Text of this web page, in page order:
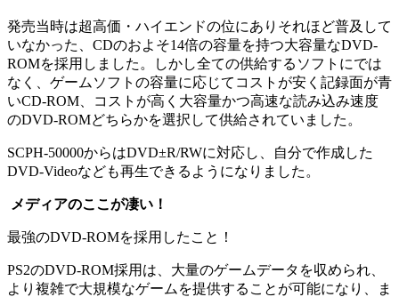
発売当時は超高価・ハイエンドの位にありそれほど普及して
いなかった、CDのおよそ14倍の容量を持つ大容量なDVD-
ROMを採用しました。しかし全ての供給するソフトにでは
なく、ゲームソフトの容量に応じてコストが安く記録面が青
いCD-ROM、コストが高く大容量かつ高速な読み込み速度
のDVD-ROMどちらかを選択して供給されていました。
SCPH-50000からはDVD±R/RWに対応し、自分で作成した
DVD-Videoなども再生できるようになりました。
メディアのここが凄い！
最強のDVD-ROMを採用したこと！
PS2のDVD-ROM採用は、大量のゲームデータを収められ、
より複雑で大規模なゲームを提供することが可能になり、ま